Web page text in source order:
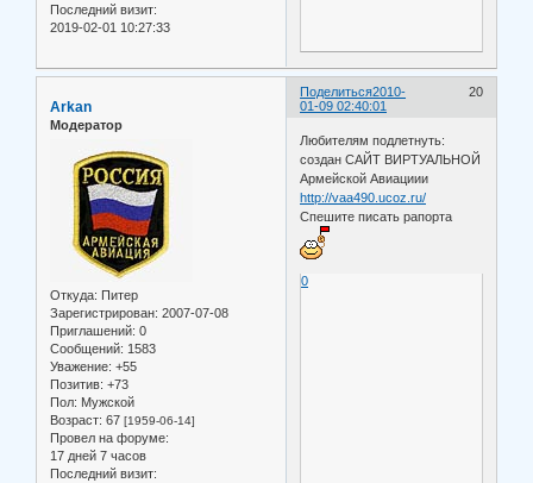
Последний визит:
2019-02-01 10:27:33
Поделиться 20
2010-
01-09 02:40:01
Arkan
Модератор
Откуда: Питер
Зарегистрирован: 2007-07-08
Приглашений: 0
Сообщений: 1583
Уважение: +55
Позитив: +73
Пол: Мужской
Возраст: 67 [1959-06-14]
Провел на форуме:
17 дней 7 часов
Последний визит:
Любителям подлетнуть:
создан САЙТ ВИРТУАЛЬНОЙ
Армейской Авиациии
http://vaa490.ucoz.ru/
Спешите писать рапорта
0